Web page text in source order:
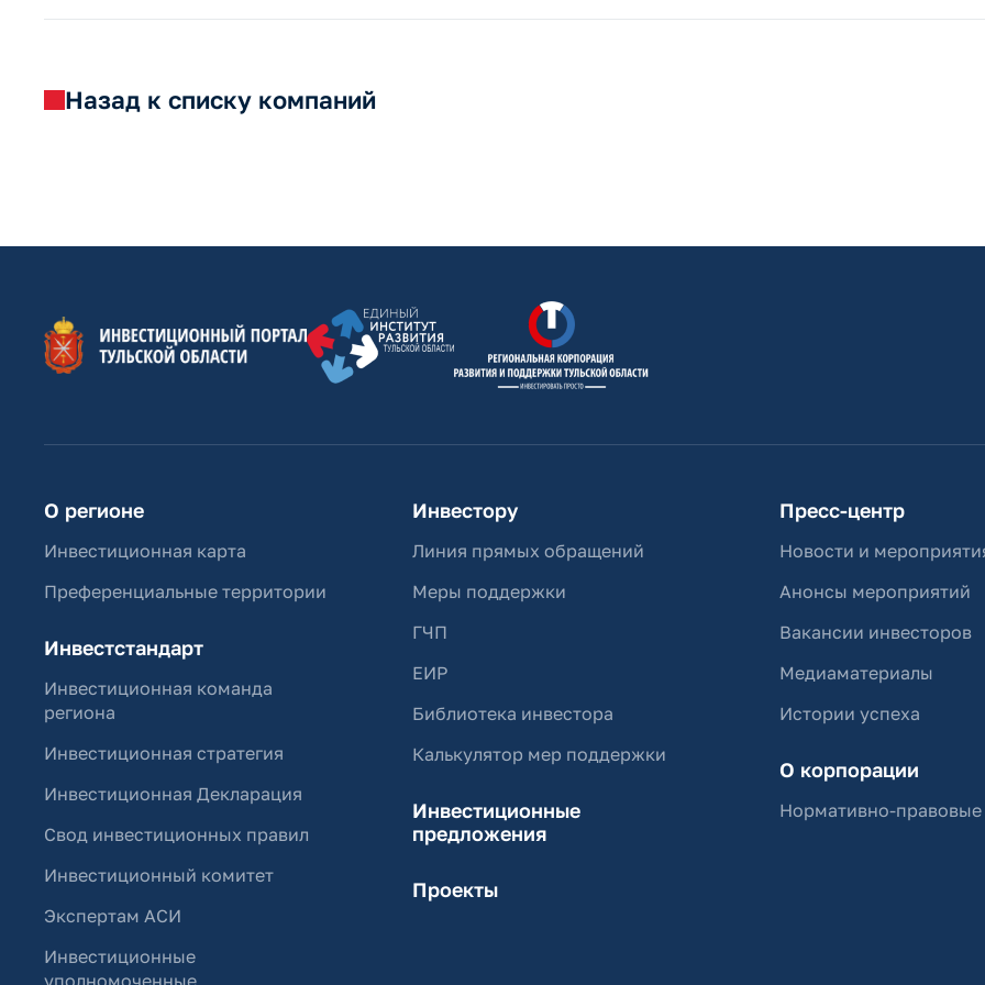
Назад к списку компаний
О регионе
Инвестиционная карта
Преференциальные территории
Инвестстандарт
Инвестиционная команда
региона
Инвестиционная стратегия
Инвестиционная Декларация
Свод инвестиционных правил
Инвестиционный комитет
Экспертам АСИ
Инвестиционные
уполномоченные
Инвестору
Линия прямых обращений
Меры поддержки
ГЧП
ЕИР
Библиотека инвестора
Калькулятор мер поддержки
Инвестиционные
предложения
Проекты
Пресс-центр
Новости и
Анонсы мероприятий
Вакансии инвесторов
Медиаматериалы
Истории успеха
О корпорации
Нормативно-правовые